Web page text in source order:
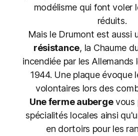
modélisme qui font voler
réduits.
Mais le Drumont est aussi
résistance, la Chaume
incendiée par les
1944. Une plaque évoque
volontaires lors des
Une ferme aubergevous
spécialités locales ainsi
en dortoirs pour les